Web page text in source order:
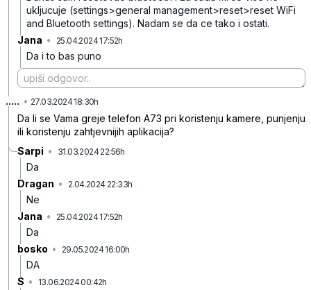
ukljucuje (settings>general management>reset>reset WiFi
and Bluetooth settings). Nadam se da ce tako i ostati.
Jana • 25.04.2024 17:52h
Da i to bas puno
..... • 27.03.2024 18:30h
Da li se Vama greje telefon A73 pri koristenju kamere, punjenju
ili koristenju zahtjevnijih aplikacija?
Sarpi • 31.03.2024 22:56h
Da
Dragan • 2.04.2024 22:33h
Ne
Jana • 25.04.2024 17:52h
Da
bosko • 29.05.2024 16:00h
DA
S • 13.06.2024 00:42h